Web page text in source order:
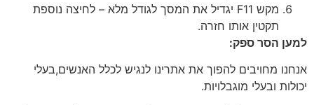
מקש F11 יגדיל את המסך לגודל מלא – לחיצה נוספת
תקטין אותו חזרה.
למען הסר ספק:
אנחנו מחויבים להפוך את אתרינו לנגיש לכלל האנשים,בעלי
יכולות ובעלי מוגבלויות.